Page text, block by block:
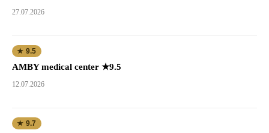
27.07.2026
★ 9.5
AMBY medical center ★9.5
12.07.2026
★ 9.7